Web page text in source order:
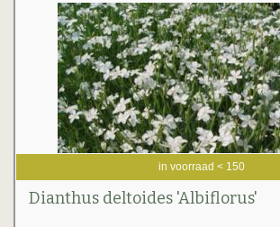
in voorraad < 150
Dianthus deltoides 'Albiflorus'